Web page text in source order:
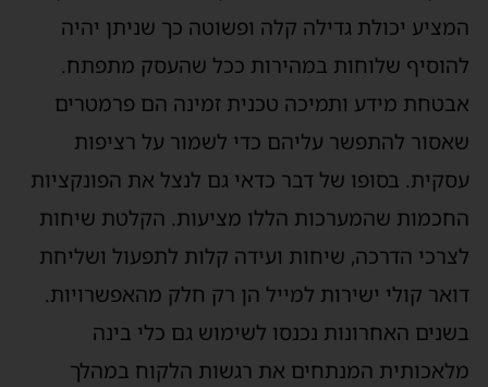
המציע יכולת גדילה קלה ופשוטה כך שניתן יהיה
להוסיף שלוחות במהירות ככל שהעסק מתפתח.
אבטחת מידע ותמיכה טכנית זמינה הם פרמטרים
שאסור להתפשר עליהם כדי לשמור על רציפות
עסקית. בסופו של דבר כדאי גם לנצל את הפונקציות
החכמות שהמערכות הללו מציעות. הקלטת שיחות
לצרכי הדרכה, שיחות ועידה קלות לתפעול ושליחת
דואר קולי ישירות למייל הן רק חלק מהאפשרויות.
בשנים האחרונות נכנסו לשימוש גם כלי בינה
מלאכותית המנתחים את רגשות הלקוח במהלך